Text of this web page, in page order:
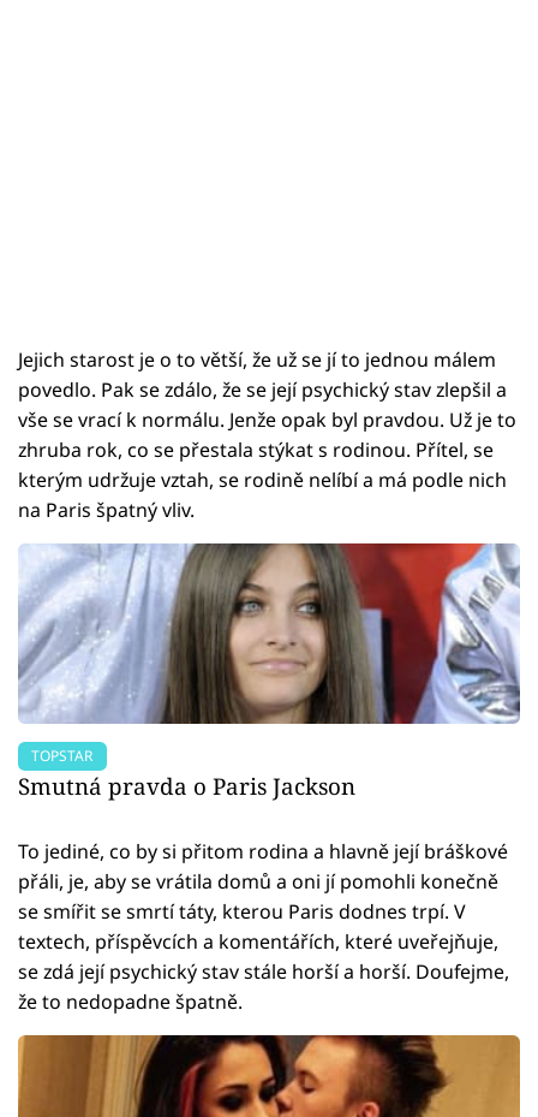
Jejich starost je o to větší, že už se jí to jednou málem
povedlo. Pak se zdálo, že se její psychický stav zlepšil a
vše se vrací k normálu. Jenže opak byl pravdou. Už je to
zhruba rok, co se přestala stýkat s rodinou. Přítel, se
kterým udržuje vztah, se rodině nelíbí a má podle nich
na Paris špatný vliv.
TOPSTAR
Smutná pravda o Paris Jackson
To jediné, co by si přitom rodina a hlavně její bráškové
přáli, je, aby se vrátila domů a oni jí pomohli konečně
se smířit se smrtí táty, kterou Paris dodnes trpí. V
textech, příspěvcích a komentářích, které uveřejňuje,
se zdá její psychický stav stále horší a horší. Doufejme,
že to nedopadne špatně.